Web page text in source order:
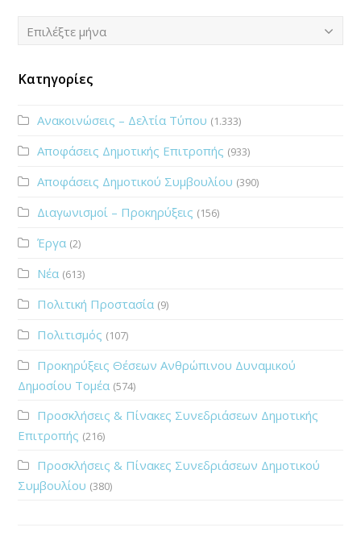
Ιστορικό
Επιλέξτε μήνα
Κατηγορίες
Ανακοινώσεις – Δελτία Τύπου (1.333)
Αποφάσεις Δημοτικής Επιτροπής (933)
Αποφάσεις Δημοτικού Συμβουλίου (390)
Διαγωνισμοί – Προκηρύξεις (156)
Έργα (2)
Νέα (613)
Πολιτική Προστασία (9)
Πολιτισμός (107)
Προκηρύξεις Θέσεων Ανθρώπινου Δυναμικού
Δημοσίου Τομέα (574)
Προσκλήσεις & Πίνακες Συνεδριάσεων Δημοτικής
Επιτροπής (216)
Προσκλήσεις & Πίνακες Συνεδριάσεων Δημοτικού
Συμβουλίου (380)